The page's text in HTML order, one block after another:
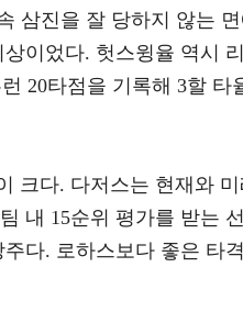
삼진을 잘 당하지 않는
이었다. 헛스윙율 역시
20타점을 기록해 3할 타
크다. 다저스는 현재와
내 15순위 평가를 받는
다. 로하스보다 좋은 타